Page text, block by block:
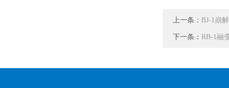
上一条： BJ-1崩
下一条： RB-1融